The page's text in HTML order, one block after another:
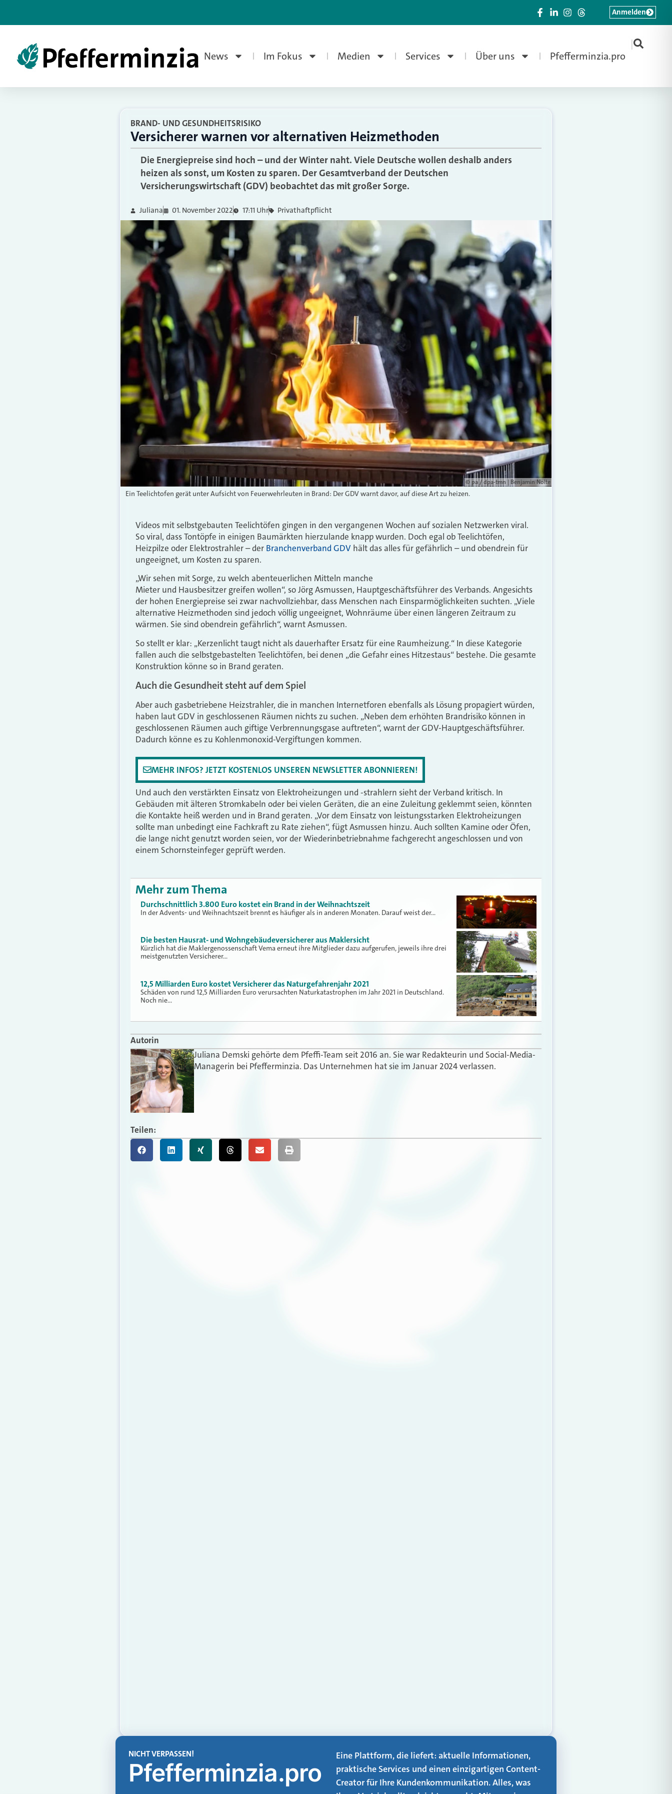
News Im Fokus Medien Services Über uns Pfefferminzia.pro
|
Anmelden
BRAND- UND GESUNDHEITSRISIKO
Versicherer warnen vor alternativen Heizmethoden
Die Energiepreise sind hoch – und der Winter naht. Viele Deutsche wollen deshalb anders
heizen als sonst, um Kosten zu sparen. Der Gesamtverband der Deutschen
Versicherungswirtschaft (GDV) beobachtet das mit großer Sorge.
Juliana 01. November 2022 17:11 Uhr Privathaftpflicht
© pa / dpa-tmn | Benjamin Nolte
Ein Teelichtofen gerät unter Aufsicht von Feuerwehrleuten in Brand: Der GDV warnt davor, auf diese Art zu heizen.
Videos mit selbstgebauten Teelichtöfen gingen in den vergangenen Wochen auf sozialen Netzwerken viral.
So viral, dass Tontöpfe in einigen Baumärkten hierzulande knapp wurden. Doch egal ob Teelichtöfen,
Heizpilze oder Elektrostrahler – der Branchenverband GDV hält das alles für gefährlich – und obendrein für
ungeeignet, um Kosten zu sparen.
„Wir sehen mit Sorge, zu welch abenteuerlichen Mitteln manche
Mieter und Hausbesitzer greifen wollen“, so Jörg Asmussen, Hauptgeschäftsführer des Verbands. Angesichts
der hohen Energiepreise sei zwar nachvollziehbar, dass Menschen nach Einsparmöglichkeiten suchten. „Viele
alternative Heizmethoden sind jedoch völlig ungeeignet, Wohnräume über einen längeren Zeitraum zu
wärmen. Sie sind obendrein gefährlich“, warnt Asmussen.
So stellt er klar: „Kerzenlicht taugt nicht als dauerhafter Ersatz für eine Raumheizung.“ In diese Kategorie
fallen auch die selbstgebastelten Teelichtöfen, bei denen „die Gefahr eines Hitzestaus“ bestehe. Die gesamte
Konstruktion könne so in Brand geraten.
Auch die Gesundheit steht auf dem Spiel
Aber auch gasbetriebene Heizstrahler, die in manchen Internetforen ebenfalls als Lösung propagiert würden,
haben laut GDV in geschlossenen Räumen nichts zu suchen. „Neben dem erhöhten Brandrisiko können in
geschlossenen Räumen auch giftige Verbrennungsgase auftreten“, warnt der GDV-Hauptgeschäftsführer.
Dadurch könne es zu Kohlenmonoxid-Vergiftungen kommen.
MEHR INFOS? JETZT KOSTENLOS UNSEREN NEWSLETTER ABONNIEREN!
Und auch den verstärkten Einsatz von Elektroheizungen und -strahlern sieht der Verband kritisch. In
Gebäuden mit älteren Stromkabeln oder bei vielen Geräten, die an eine Zuleitung geklemmt seien, könnten
die Kontakte heiß werden und in Brand geraten. „Vor dem Einsatz von leistungsstarken Elektroheizungen
sollte man unbedingt eine Fachkraft zu Rate ziehen“, fügt Asmussen hinzu. Auch sollten Kamine oder Öfen,
die lange nicht genutzt worden seien, vor der Wiederinbetriebnahme fachgerecht angeschlossen und von
einem Schornsteinfeger geprüft werden.
Mehr zum Thema
Durchschnittlich 3.800 Euro kostet ein Brand in der Weihnachtszeit
In der Advents- und Weihnachtszeit brennt es häufiger als in anderen Monaten. Darauf weist der…
Die besten Hausrat- und Wohngebäudeversicherer aus Maklersicht
Kürzlich hat die Maklergenossenschaft Vema erneut ihre Mitglieder dazu aufgerufen, jeweils ihre drei
meistgenutzten Versicherer…
12,5 Milliarden Euro kostet Versicherer das Naturgefahrenjahr 2021
Schäden von rund 12,5 Milliarden Euro verursachten Naturkatastrophen im Jahr 2021 in Deutschland.
Noch nie…
Autorin
Juliana Demski gehörte dem Pfeffi-Team seit 2016 an. Sie war Redakteurin und Social-Media-
Managerin bei Pfefferminzia. Das Unternehmen hat sie im Januar 2024 verlassen.
Teilen:
NICHT VERPASSEN!
Pfefferminzia.pro
Eine Plattform, die liefert: aktuelle Informationen,
praktische Services und einen einzigartigen Content-
Creator für Ihre Kundenkommunikation. Alles, was